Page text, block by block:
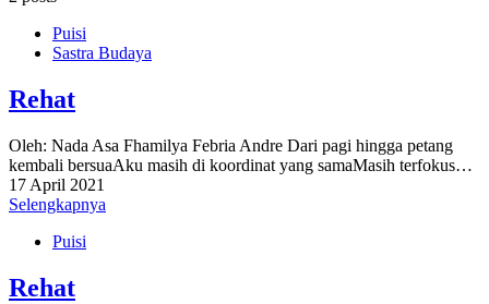
Puisi
Sastra Budaya
Rehat
Oleh: Nada Asa Fhamilya Febria Andre Dari pagi hingga petang
kembali bersuaAku masih di koordinat yang samaMasih terfokus…
17 April 2021
Selengkapnya
Puisi
Rehat